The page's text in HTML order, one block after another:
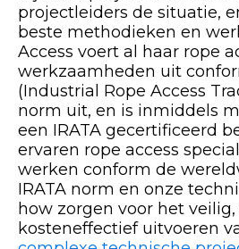
projectleiders de situatie,
beste methodieken en
Access voert al haar rope
werkzaamheden uit
(Industrial Rope Access
norm uit, en is inmiddels
een IRATA gecertificeerd
ervaren rope access
werken conform de
IRATA norm en onze
how zorgen voor het
kosteneffectief uitvoeren